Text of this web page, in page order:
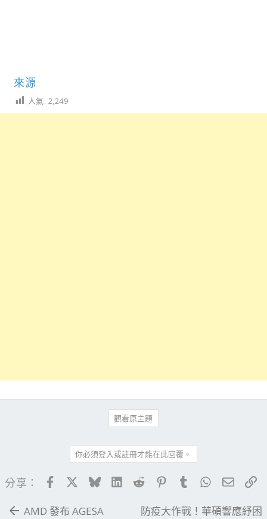
來源
人氣: 2,249
觀看原主題
你必須登入或註冊才能在此回覆。
分享： FacebookBlueskyLinkedIn
Reddit PinterestTumblrWhatsApp
電子
AMD 發布 AGESA
防疫大作戰！華碩響應紓困